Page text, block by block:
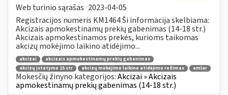
Web turinio sąrašas 2023-04-05
Registracijos numeris KM1464 Ši informacija skelbiama:
Akcizais apmokestinamų prekių gabenimas (14-18 str.)
Akcizais apmokestinamos prekės, kurioms taikomas
akcizų mokėjimo laikino atidėjimo...
akcizai
akcizais apmokestinamų prekių gabenimas
akcizų įstatymo 15 str
akcizų mokėjimo laikino atidėjimo režimas amlar
Mokesčių žinyno kategorijos:Akcizai » Akcizais
apmokestinamų prekių gabenimas (14-18 str.)